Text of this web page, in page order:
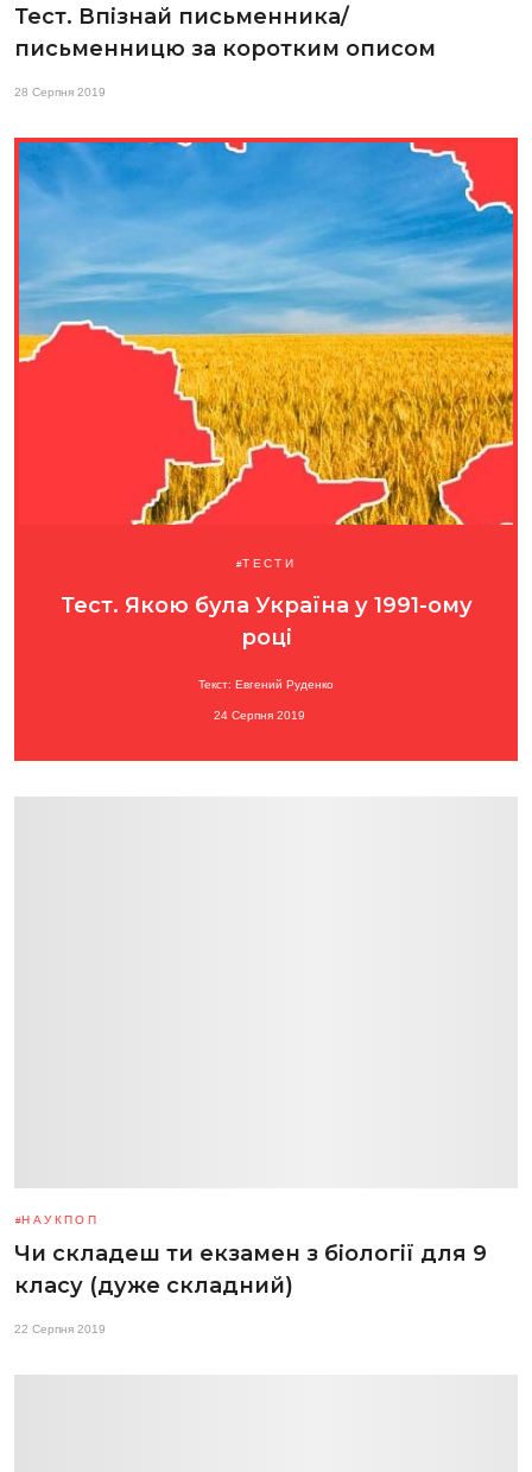
Тест. Впізнай письменника/
письменницю за коротким описом
28 Серпня 2019
ТЕСТИ
Тест. Якою була Україна у 1991-ому
році
Текст: Евгений Руденко
24 Серпня 2019
НАУКПОП
Чи складеш ти екзамен з біології для 9
класу (дуже складний)
22 Серпня 2019